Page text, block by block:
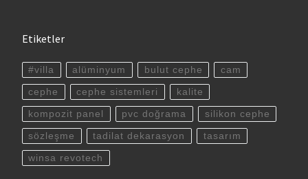
Etiketler
#villa alüminyum bulut cephe cam
cephe cephe sistemleri kalite
kompozit panel pvc doğrama silikon cephe
sözleşme tadilat dekarasyon tasarım
winsa revotech